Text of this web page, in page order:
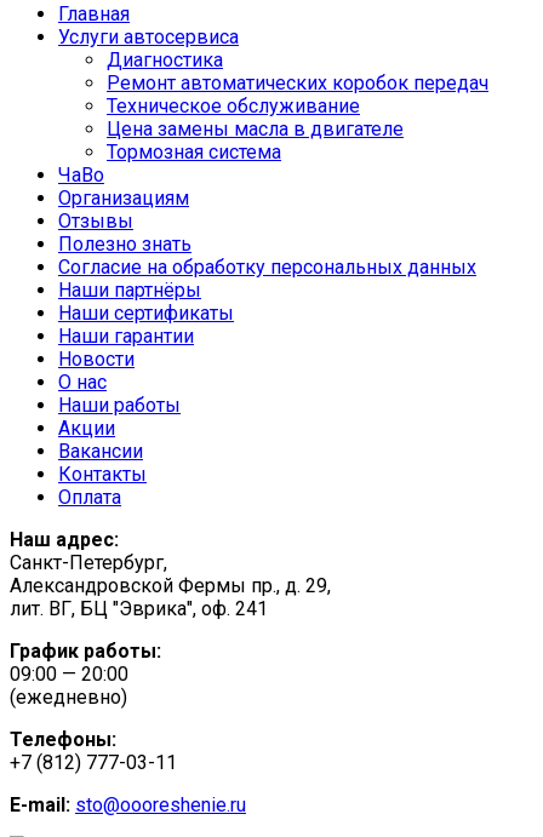
Главная
Услуги автосервиса
Диагностика
Ремонт автоматических коробок передач
Техническое обслуживание
Цена замены масла в двигателе
Тормозная система
ЧаВо
Организациям
Отзывы
Полезно знать
Согласие на обработку персональных данных
Наши партнёры
Наши сертификаты
Наши гарантии
Новости
О нас
Наши работы
Акции
Вакансии
Контакты
Оплата
Наш адрес:
Санкт-Петербург,
Александровской Фермы пр., д. 29,
лит. ВГ, БЦ "Эврика", оф. 241
График работы:
09:00 — 20:00
(ежедневно)
Телефоны:
+7 (812) 777-03-11
E-mail: sto@oooreshenie.ru